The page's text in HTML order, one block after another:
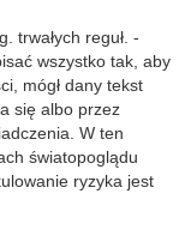
trwałych reguł. -
wszystko tak, aby
mógł dany tekst
się albo przez
W ten
światopoglądu
ryzyka jest